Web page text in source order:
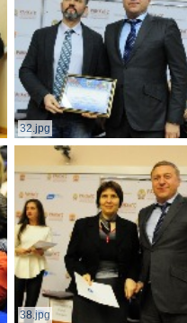
32.jpg
38.jpg